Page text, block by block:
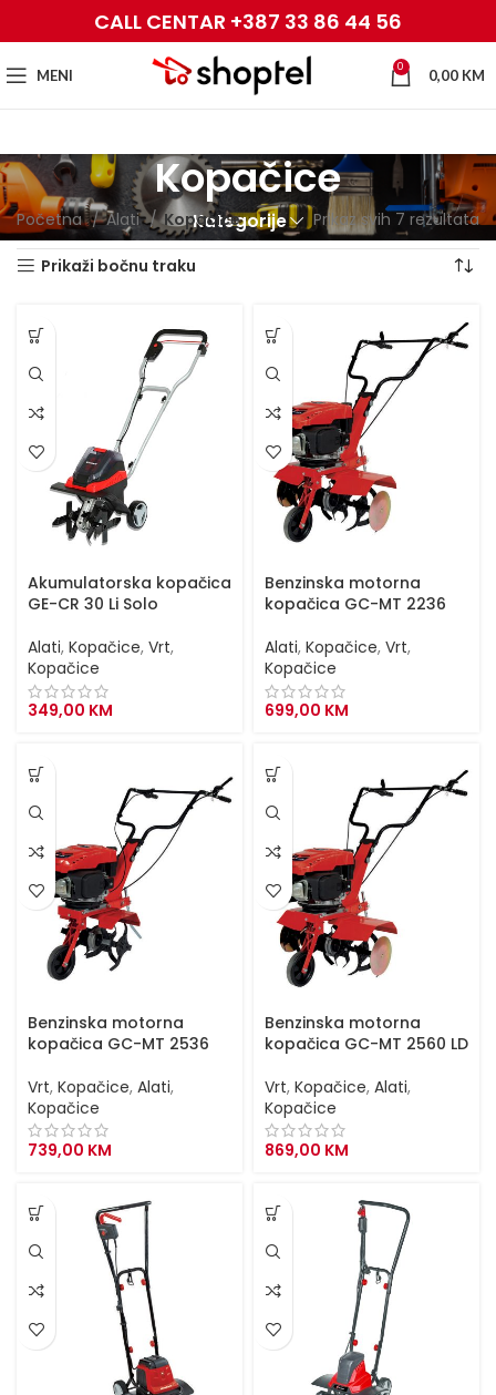
CALL CENTAR +387 33 86 44 56
MENI 0 0,00 KM
Kopačice
Kategorije
Početna Alati Kopačice Prikaz svih 7 rezultata
Prikaži bočnu traku
Akumulatorska kopačica
GE-CR 30 Li Solo
Alati, Kopačice, Vrt,
Kopačice
349,00 KM
Benzinska motorna
kopačica GC-MT 2236
Alati, Kopačice, Vrt,
Kopačice
699,00 KM
Benzinska motorna
kopačica GC-MT 2536
Vrt, Kopačice, Alati,
Kopačice
739,00 KM
Benzinska motorna
kopačica GC-MT 2560 LD
Vrt, Kopačice, Alati,
Kopačice
869,00 KM